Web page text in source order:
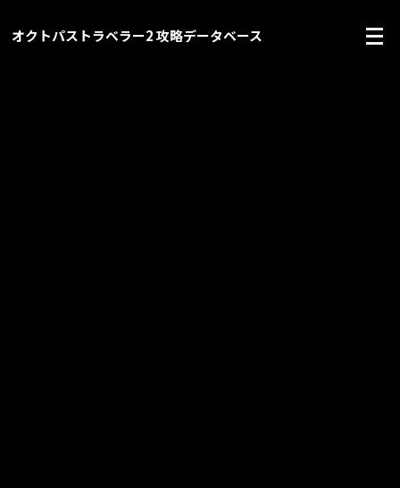
オクトパストラベラー2 攻略データベース